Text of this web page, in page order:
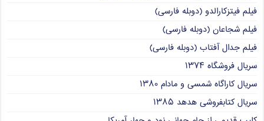
فیلم فیتزکارالدو (دوبله فارسی)
فیلم شجاعان (دوبله فارسی)
فیلم جدال آفتاب (دوبله فارسی)
سریال فروشگاه ۱۳۷۴
سریال کاراگاه شمسی و مادام ۱۳۸۰
سریال کتابفروشی هدهد ۱۳۸۵